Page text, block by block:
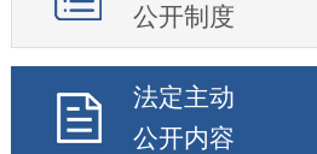
公开制度
法定主动
公开内容